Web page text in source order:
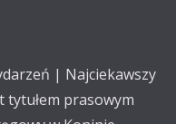
| Najciekawszy
prasowym